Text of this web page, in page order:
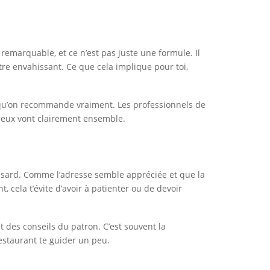
et ce n’est pas juste une formule. Il
envahissant. Ce que cela implique pour toi,
recommande vraiment. Les professionnels de
vont clairement ensemble.
Comme l’adresse semble appréciée et que la
cela t’évite d’avoir à patienter ou de devoir
conseils du patron. C’est souvent la
te guider un peu.